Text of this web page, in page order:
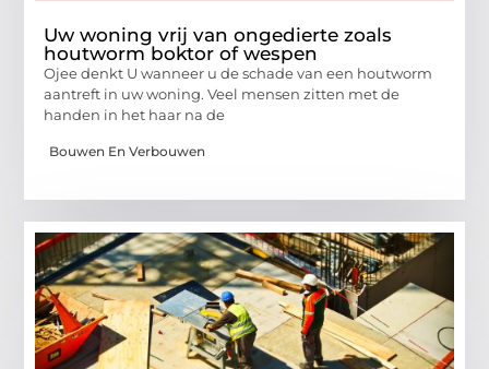
Uw woning vrij van ongedierte zoals
houtworm boktor of wespen
Ojee denkt U wanneer u de schade van een houtworm
aantreft in uw woning. Veel mensen zitten met de
handen in het haar na de
Bouwen En Verbouwen